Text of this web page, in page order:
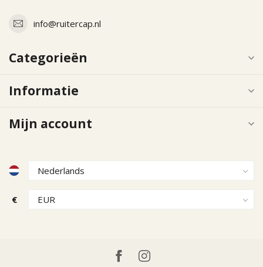
info@ruitercap.nl
Categorieën
Informatie
Mijn account
€